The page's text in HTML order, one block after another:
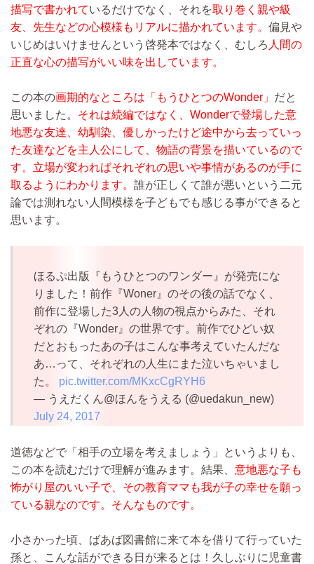
描写で書かれているだけでなく、それを取り巻く親や級
友、先生などの心模様もリアルに描かれています。 偏見や
いじめはいけませんという啓発本ではなく、むしろ 人間の
正直な心の描写がいい味を出しています。
この本の画期的なところは「もうひとつのWonder」 だと
思いました。 それは続編ではなく、Wonderで登場した意
地悪な友達、幼馴染、優しかったけど途中から去っていっ
た友達などを主人公にして、物語の背景を描いているので
す。立場が変わればそれぞれの思いや事情があるのが手に
取るようにわかります。 誰が正しくて誰が悪いという二元
論では測れない人間模様を子どもでも感じる事ができると
思います。
ほるぷ出版『もうひとつのワンダー』が発売にな
りました！前作『Woner』のその後の話でなく、
前作に登場した3人の人物の視点からみた、それ
ぞれの『Wonder』の世界です。前作でひどい奴
だとおもったあの子はこんな事考えていたんだな
あ…って、それぞれの人生にまた泣いちゃいまし
た。 pic.twitter.com/MKxcCgRYH6
— うえだくん@ほんをうえる (@uedakun_new)
July 24, 2017
道徳などで「相手の立場を考えましょう」というよりも、
この本を読むだけで理解が進みます。結果、 意地悪な子も
怖がり屋のいい子で、その教育ママも我が子の幸せを願っ
ている親なのです。そんなものです。
小さかった頃、ばあば図書館に来て本を借りて行っていた
孫と、こんな話ができる日が来るとは！久しぶりに児童書